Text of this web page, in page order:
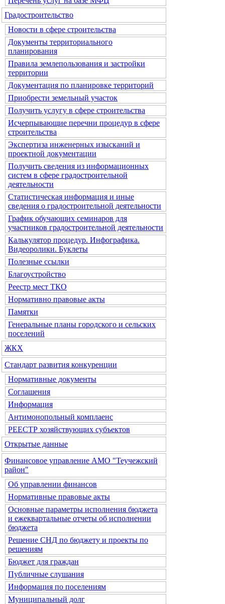
Градостроительство
Новости в сфере строительства
Документы территориального
планирования
Правила землепользования и застройки
территории
Документация по планировке территорий
Приобрести земельный участок
Получить услугу в сфере строительства
Исчерпывающие перечни процедур в сфере
строительства
Экспертиза инженерных изысканий и
проектной документации
Получить сведения из информационных
систем в сфере градостроительной
деятельности
Статистическая информация и иные
сведения о градостроительной деятельности
График обучающих семинаров для
участников градостроительной деятельности
Калькулятор процедур. Инфографика.
Видеоролики. Буклеты
Полезные ссылки
Благоустройство
Реестр мест ТКО
Нормативно правовые акты
Памятки
Генеральные планы городского и сельских
поселений
ЖКХ
Стандарт развития конкуренции
Нормативные документы
Соглашения
Информация
Антимонопольный комплаенс
РЕЕСТР хозяйствующих субъектов
Открытые данные
Финансовое управление АМО "Теучежский
район"
Об управлении финансов
Нормативные правовые акты
Основные параметры исполнения бюджета
и ежеквартальные отчеты об исполнении
бюджета
Решение СНД по бюджету и проекты по
решениям
Бюджет для граждан
Публичные слушания
Информация по поселениям
Муниципальный долг